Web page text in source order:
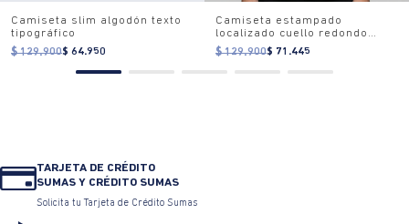
Camiseta slim algodón texto
tipográfico
$ 129.900$ 64.950
Camiseta estampado
localizado cuello redondo
para mujer
$ 129.900$ 71.445
TARJETA DE CRÉDITO
SUMAS Y CRÉDITO SUMAS
Solicita tu Tarjeta de Crédito Sumas